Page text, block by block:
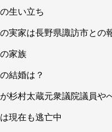
生い立ち
実家は長野県諏訪市との
家族
結婚は？
杉村太蔵元衆議院議員や
現在も逃亡中